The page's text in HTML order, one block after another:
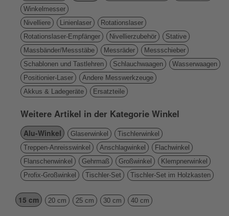
Winkelmesser
Nivelliere
Linienlaser
Rotationslaser
Rotationslaser-Empfänger
Nivellierzubehör
Stative
Massbänder/Messstäbe
Messräder
Messschieber
Schablonen und Tastlehren
Schlauchwaagen
Wasserwaagen
Positionier-Laser
Andere Messwerkzeuge
Akkus & Ladegeräte
Ersatzteile
Weitere Artikel in der Kategorie Winkel
Alu-Winkel Glaserwinkel
Tischlerwinkel
Treppen-Anreisswinkel
Anschlagwinkel
Flachwinkel
Flanschenwinkel
Gehrmaß Großwinkel
Klempnerwinkel
Profix-Großwinkel
Tischler-Set Tischler-Set im Holzkasten
15 cm 20 cm 25 cm 30 cm 40 cm